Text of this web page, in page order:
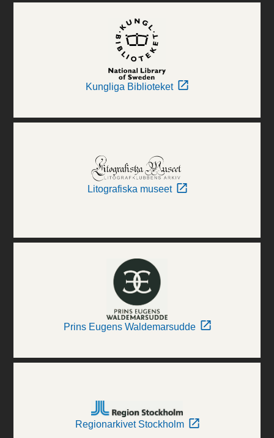
Kungliga Biblioteket
Litografiska museet
Prins Eugens Waldemarsudde
Regionarkivet Stockholm